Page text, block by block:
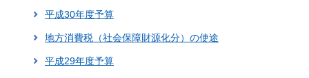
平成30年度予算
地方消費税（社会保障財源化分）の使途
平成29年度予算